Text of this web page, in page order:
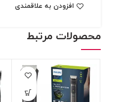
افزودن به علاقمندی
محصولات مرتبط